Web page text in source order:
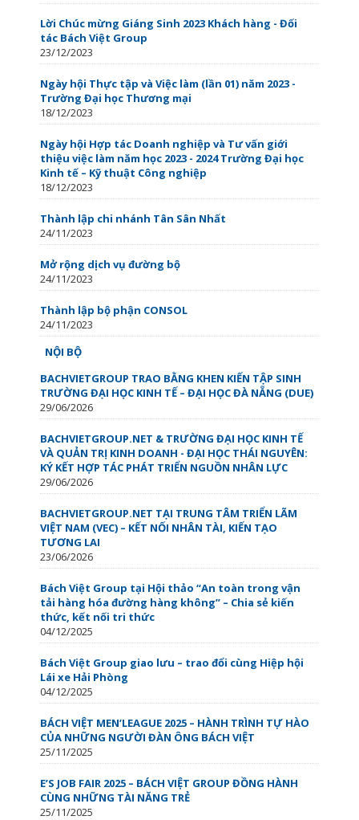
Lời Chúc mừng Giáng Sinh 2023 Khách hàng - Đối
tác Bách Việt Group
23/12/2023
Ngày hội Thực tập và Việc làm (lần 01) năm 2023 -
Trường Đại học Thương mại
18/12/2023
Ngày hội Hợp tác Doanh nghiệp và Tư vấn giới
thiệu việc làm năm học 2023 - 2024 Trường Đại học
Kinh tế – Kỹ thuật Công nghiệp
18/12/2023
Thành lập chi nhánh Tân Sân Nhất
24/11/2023
Mở rộng dịch vụ đường bộ
24/11/2023
Thành lập bộ phận CONSOL
24/11/2023
NỘI BỘ
BACHVIETGROUP TRAO BẰNG KHEN KIẾN TẬP SINH
TRƯỜNG ĐẠI HỌC KINH TẾ – ĐẠI HỌC ĐÀ NẴNG (DUE)
29/06/2026
BACHVIETGROUP.NET & TRƯỜNG ĐẠI HỌC KINH TẾ
VÀ QUẢN TRỊ KINH DOANH - ĐẠI HỌC THÁI NGUYÊN:
KÝ KẾT HỢP TÁC PHÁT TRIỂN NGUỒN NHÂN LỰC
29/06/2026
BACHVIETGROUP.NET TẠI TRUNG TÂM TRIỂN LÃM
VIỆT NAM (VEC) – KẾT NỐI NHÂN TÀI, KIẾN TẠO
TƯƠNG LAI
23/06/2026
Bách Việt Group tại Hội thảo “An toàn trong vận
tải hàng hóa đường hàng không” – Chia sẻ kiến
thức, kết nối tri thức
04/12/2025
Bách Việt Group giao lưu – trao đổi cùng Hiệp hội
Lái xe Hải Phòng
04/12/2025
BÁCH VIỆT MEN’LEAGUE 2025 – HÀNH TRÌNH TỰ HÀO
CỦA NHỮNG NGƯỜI ĐÀN ÔNG BÁCH VIỆT
25/11/2025
E’S JOB FAIR 2025 – BÁCH VIỆT GROUP ĐỒNG HÀNH
CÙNG NHỮNG TÀI NĂNG TRẺ
25/11/2025